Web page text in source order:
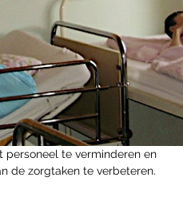
personeel te verminderen en
de zorgtaken te verbeteren.